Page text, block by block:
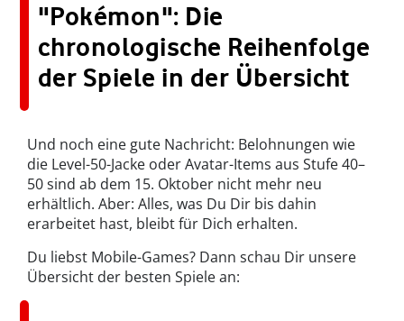
"Pokémon": Die
chronologische Reihenfolge
der Spiele in der Übersicht
Und noch eine gute Nachricht: Belohnungen wie
die Level-50-Jacke oder Avatar-Items aus Stufe 40–
50 sind ab dem 15. Oktober nicht mehr neu
erhältlich. Aber: Alles, was Du Dir bis dahin
erarbeitet hast, bleibt für Dich erhalten.
Du liebst Mobile-Games? Dann schau Dir unsere
Übersicht der besten Spiele an: